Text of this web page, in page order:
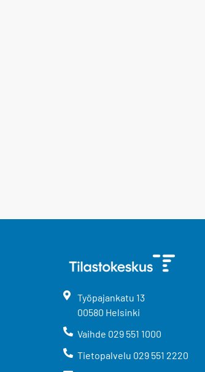
Työpajankatu 13
00580 Helsinki
Vaihde 029 551 1000
Tietopalvelu 029 551 2220